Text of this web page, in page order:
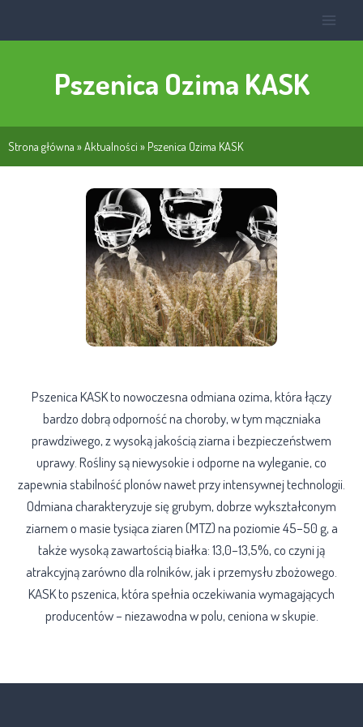
Pszenica Ozima KASK
Strona główna »Aktualności » Pszenica Ozima KASK
Pszenica KASK to nowoczesna odmiana ozima, która łączy
bardzo dobrą odporność na choroby, w tym mączniaka
prawdziwego, z wysoką jakością ziarna i bezpieczeństwem
uprawy. Rośliny są niewysokie i odporne na wyleganie, co
zapewnia stabilność plonów nawet przy intensywnej technologii.
Odmiana charakteryzuje się grubym, dobrze wykształconym
ziarnem o masie tysiąca ziaren (MTZ) na poziomie 45–50 g, a
także wysoką zawartością białka: 13,0–13,5%, co czyni ją
atrakcyjną zarówno dla rolników, jak i przemysłu zbożowego.
KASK to pszenica, która spełnia oczekiwania wymagających
producentów – niezawodna w polu, ceniona w skupie.